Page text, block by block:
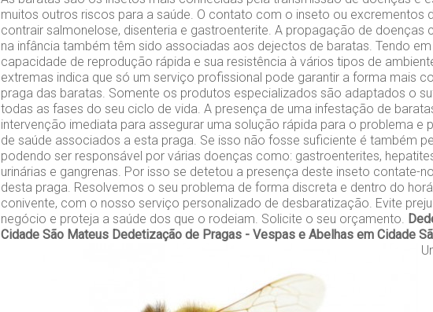
muitos outros riscos para a saúde. O contato com o inseto ou excrementos
contrair salmonelose, disenteria e gastroenterite. A propagação de doenças
na infância também têm sido associadas aos dejectos de baratas. Tendo
capacidade de reprodução rápida e sua resistência à vários tipos de
extremas indica que só um serviço profissional pode garantir a forma mais
praga das baratas. Somente os produtos especializados são adaptados o
todas as fases do seu ciclo de vida. A presença de uma infestação de
intervenção imediata para assegurar uma solução rápida para o problema e
de saúde associados a esta praga. Se isso não fosse suficiente é também
podendo ser responsável por várias doenças como: gastroenterites,
urinárias e gangrenas. Por isso se detetou a presença deste inseto contate-
desta praga. Resolvemos o seu problema de forma discreta e dentro do
conivente, com o nosso serviço personalizado de desbaratização. Evite
negócio e proteja a saúde dos que o rodeiam. Solicite o seu orçamento.
Cidade São Mateus Dedetização de Pragas - Vespas e Abelhas em Cidade